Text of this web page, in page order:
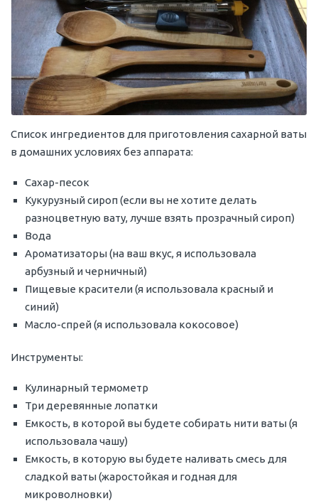
Список ингредиентов для приготовления сахарной ваты
в домашних условиях без аппарата:
Сахар-песок
Кукурузный сироп (если вы не хотите делать
разноцветную вату, лучше взять прозрачный сироп)
Вода
Ароматизаторы (на ваш вкус, я использовала
арбузный и черничный)
Пищевые красители (я использовала красный и
синий)
Масло-спрей (я использовала кокосовое)
Инструменты:
Кулинарный термометр
Три деревянные лопатки
Емкость, в которой вы будете собирать нити ваты (я
использовала чашу)
Емкость, в которую вы будете наливать смесь для
сладкой ваты (жаростойкая и годная для
микроволновки)